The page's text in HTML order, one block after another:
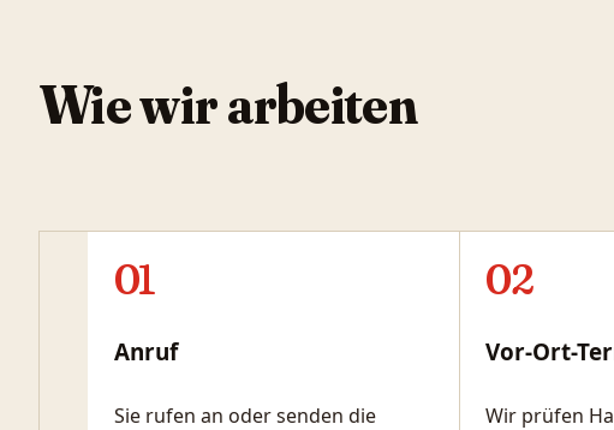
Wie wir arbeiten
01
Anruf
Sie rufen an oder senden die
02
Vor-Ort-
Wir prüfen